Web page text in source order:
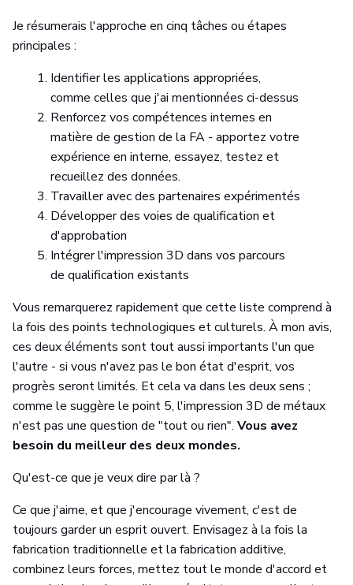
Je résumerais l'approche en cinq tâches ou étapes
principales :
Identifier les applications appropriées,
comme celles que j'ai mentionnées ci-dessus
Renforcez vos compétences internes en
matière de gestion de la FA - apportez votre
expérience en interne, essayez, testez et
recueillez des données.
Travailler avec des partenaires expérimentés
Développer des voies de qualification et
d'approbation
Intégrer l'impression 3D dans vos parcours
de qualification existants
Vous remarquerez rapidement que cette liste comprend à
la fois des points technologiques et culturels. À mon avis,
ces deux éléments sont tout aussi importants l'un que
l'autre - si vous n'avez pas le bon état d'esprit, vos
progrès seront limités. Et cela va dans les deux sens ;
comme le suggère le point 5, l'impression 3D de métaux
n'est pas une question de "tout ou rien". Vous avez
besoin du meilleur des deux mondes.
Qu'est-ce que je veux dire par là ?
Ce que j'aime, et que j'encourage vivement, c'est de
toujours garder un esprit ouvert. Envisagez à la fois la
fabrication traditionnelle et la fabrication additive,
combinez leurs forces, mettez tout le monde d'accord et